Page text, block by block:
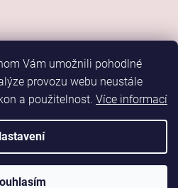
Vám umožnili pohodlné
provozu webu neustále
a použitelnost. Více informací
Shoptet
Sport . Všechna práva vyhrazena.
cookiesMarketing